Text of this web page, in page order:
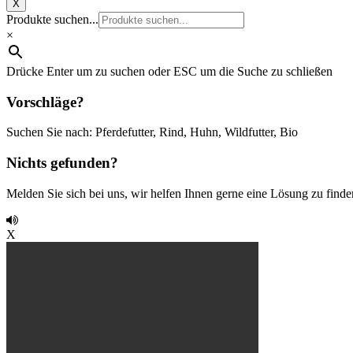
X
Produkte suchen...
×
Drücke Enter um zu suchen oder ESC um die Suche zu schließen
Vorschläge?
Suchen Sie nach: Pferdefutter, Rind, Huhn, Wildfutter, Bio
Nichts gefunden?
Melden Sie sich bei uns, wir helfen Ihnen gerne eine Lösung zu
X